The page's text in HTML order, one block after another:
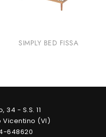
SIMPLY BED FISSA
34 - S.S. 11
Vicentino (VI)
648620